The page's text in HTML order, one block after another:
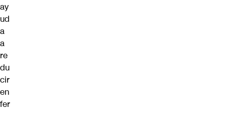
ay
ud
a
a
re
du
cir
en
fer